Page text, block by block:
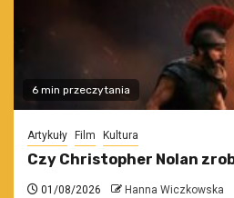
6 min przeczytania
Artykuły Film Kultura
Czy Christopher Nolan
01/08/2026 Hanna Wiczkowska